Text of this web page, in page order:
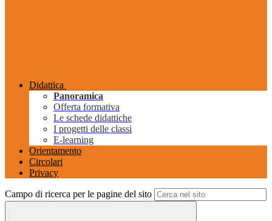
Didattica
Panoramica
Offerta formativa
Le schede didattiche
I progetti delle classi
E-learning
Orientamento
Circolari
Privacy
Campo di ricerca per le pagine del sito